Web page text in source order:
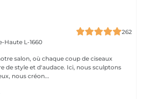
262
Haute L-1660
salon, où chaque coup de ciseaux
de style et d'audace. Ici, nous sculptons
nous créon...